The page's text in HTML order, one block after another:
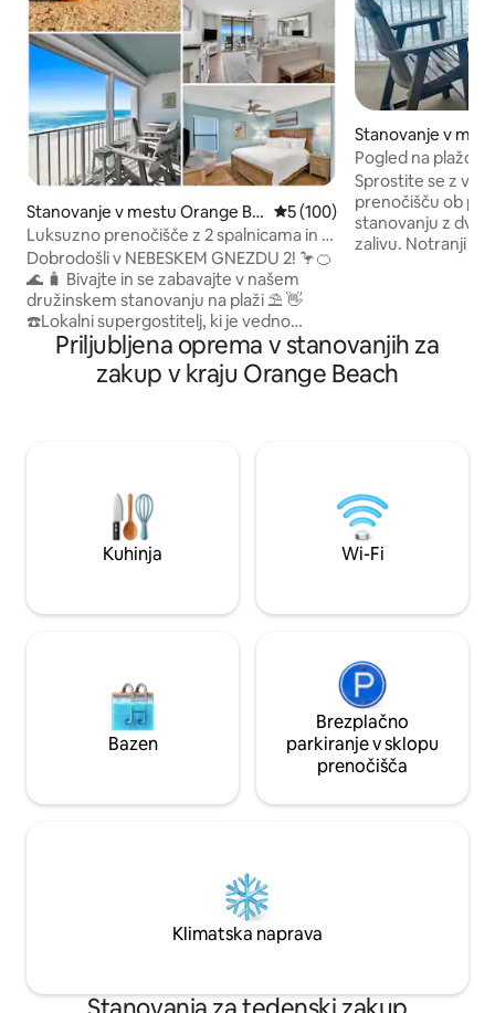
Stanovanje v mestu Orange Be
ach
Povprečna ocena: 5 od 5, št.
5 (100)
Luksuzno prenočišče z 2 spalnicama in 2
zakonskima posteljama *Sky Nest"@
Summerchase on Gulf
Dobrodošli v NEBESKEM GNEZDU 2! 🦩🍊
🌊 🧳 Bivajte in se zabavajte v našem
družinskem stanovanju na plaži ⛱️ 👋
☎️Lokalni supergostitelj, ki je vedno
dosegljiv 📍 Nahaja se v priljubljenem
naselju Summerchase Condos 💎
Osupljiv panoramski razgled z 10.
kuhinja ter dnevna soba 💍 Razkošni
Fitnes in savne 🚶‍♀️🚶Sprehod do
restavracij in trgovin 🩴🐚Sprostite se z
življenju!
Stanovanje v
res
Pogled na plažo
za hišne
Sprostite se z
prenočišču ob
stanovanju z
zalivu. Notranji in
naprave iz
kavo IN Keurig.
za pse do 9 kg.
Priljubljena oprema v stanovanjih za
zakup v kraju Orange Beach
Kuhinja Wi-Fi
Bazen
Brezplačno
parkiranje v sklopu
prenočišča
Klimatska naprava